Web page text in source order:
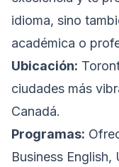
idioma, sino
académica o
Ubicación:
ciudades más
Canadá.
Programas:
Business